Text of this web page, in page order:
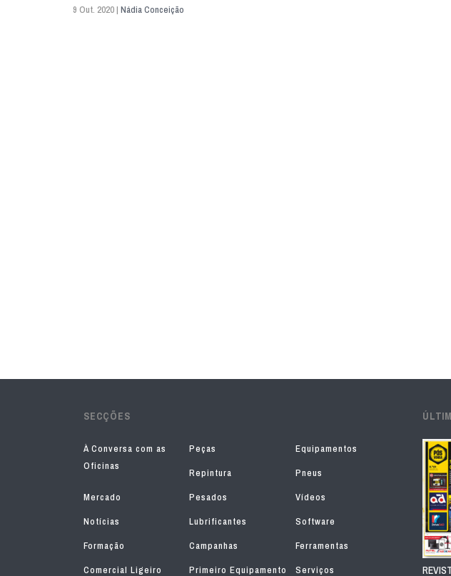
9 Out. 2020 | Nádia Conceição
SECÇÕES
À Conversa com as
Oficinas
Peças
Equipamentos
Repintura
Pneus
Mercado
Pesados
Vídeos
Notícias
Lubrificantes
Software
Formação
Campanhas
Ferramentas
Comercial Ligeiro
Primeiro Equipamento Serviços